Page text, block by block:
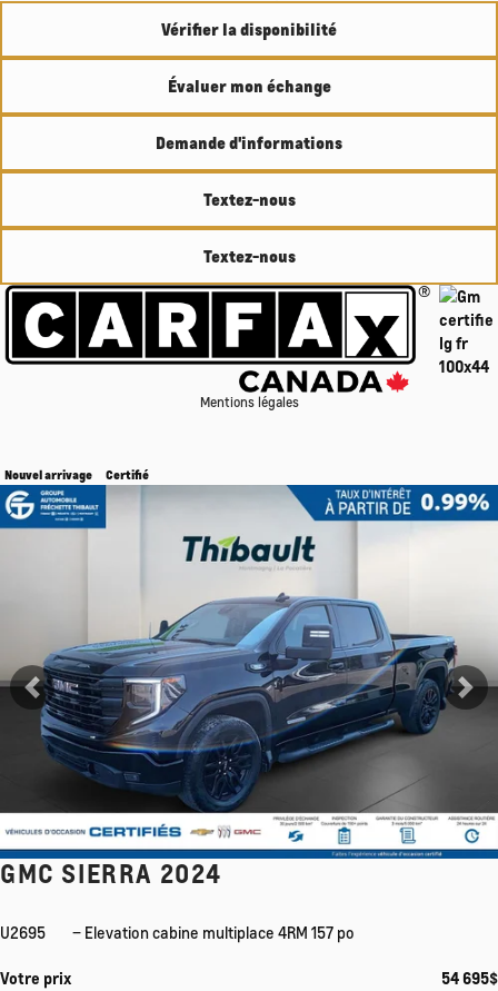
Vérifier la disponibilité
Évaluer mon échange
Demande d'informations
Textez-nous
Textez-nous
Mentions légales
Nouvel arrivage Certifié
Afficher 13 images en plus
Précédent
GMC SIERRA 2024
U2695 – Elevation cabine multiplace 4RM 157 po
Votre prix 54 695$